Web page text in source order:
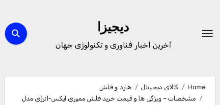
content
دیجیزا
آخرین اخبار فناوری و تکنولوژی جهان
Home کالای دیجیتال
هارد و فلش
مشخصات – ویژگی ها و قیمت خرید فلش مموری ایکس-انرژی مدل